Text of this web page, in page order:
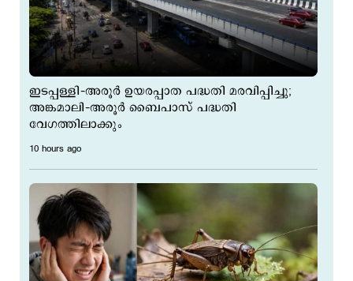
ഇടപ്പള്ളി–അരൂർ ഉയരപ്പാത പദ്ധതി മരവിപ്പിച്ചു;
അങ്കമാലി–അരൂർ ബൈപാസ് പദ്ധതി
വേഗത്തിലാക്കും
10 hours ago